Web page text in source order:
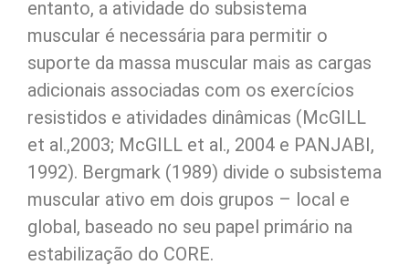
entanto, a atividade do subsistema
muscular é necessária para permitir o
suporte da massa muscular mais as cargas
adicionais associadas com os exercícios
resistidos e atividades dinâmicas (McGILL
et al.,2003; McGILL et al., 2004 e PANJABI,
1992). Bergmark (1989) divide o subsistema
muscular ativo em dois grupos – local e
global, baseado no seu papel primário na
estabilização do CORE.